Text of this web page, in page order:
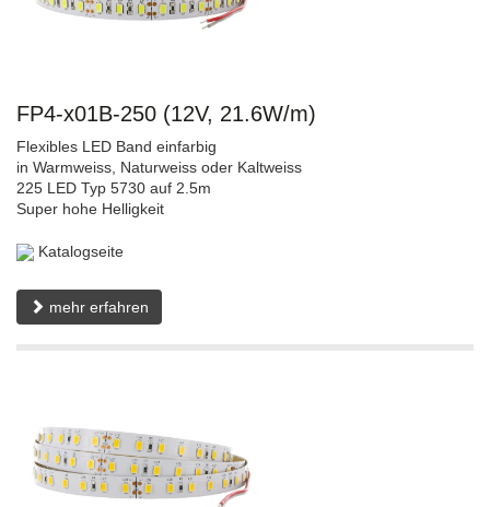
FP4-x01B-250 (12V, 21.6W/m)
Flexibles LED Band einfarbig
in Warmweiss, Naturweiss oder Kaltweiss
225 LED Typ 5730 auf 2.5m
Super hohe Helligkeit
Katalogseite
mehr erfahren